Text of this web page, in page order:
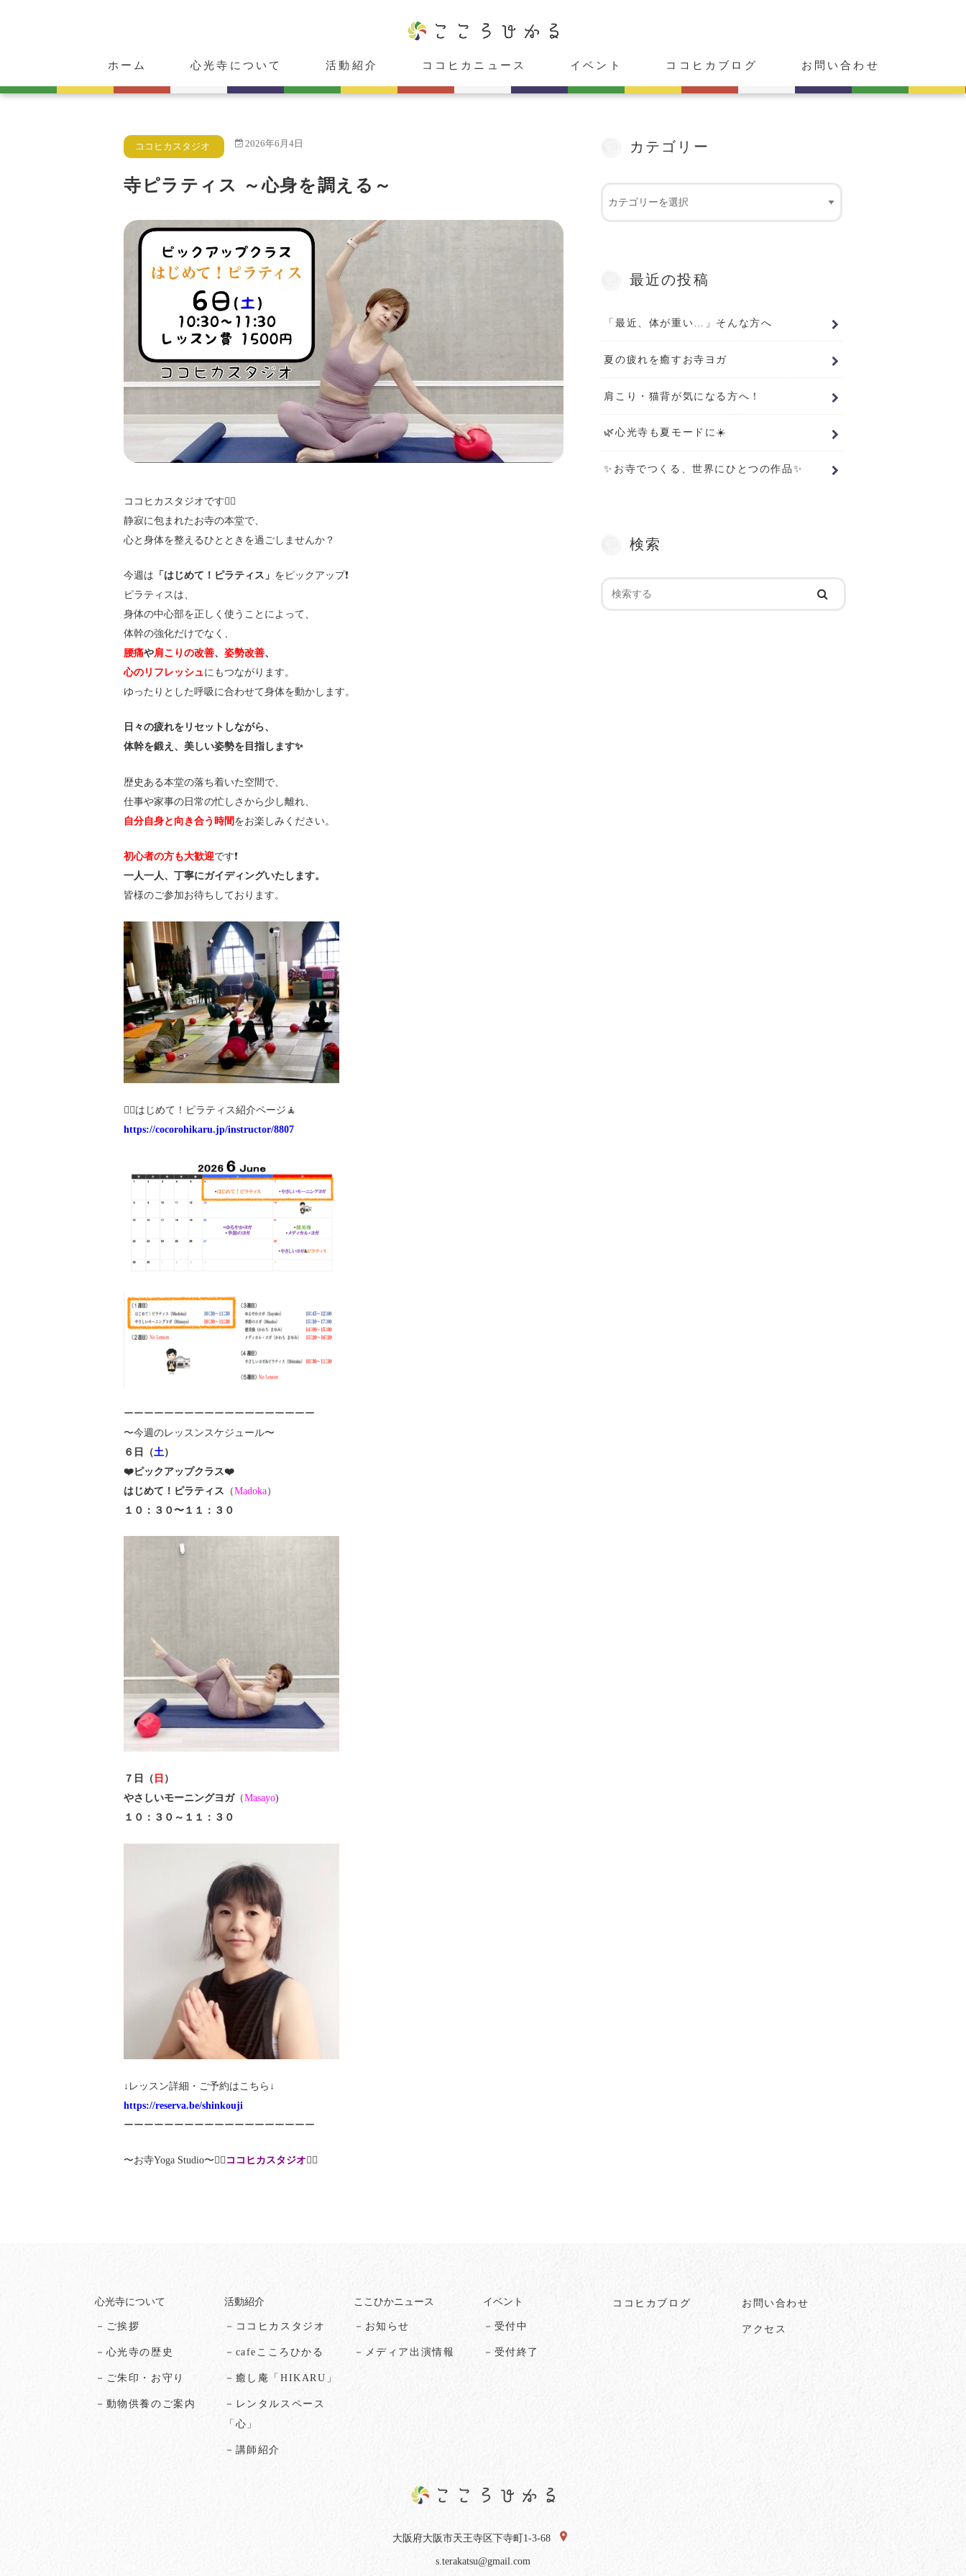
ホーム 心光寺について
ご挨拶
心光寺の歴史
ご朱印・お守り
動物供養のご案内
活動紹介
ココヒカスタジオ
cafeこころひかる
癒し庵「HIKARU」
レンタルスペース「心」
ココヒカメンバー紹介
ココヒカニュース
お知らせ
メディア出演情報
イベント
受付中
受付終了
ココヒカブログ お問い合わせ
ココヒカスタジオ 2026年6月4日
寺ピラティス ～心身を調える～
ココヒカスタジオです🧘‍♀️
静寂に包まれたお寺の本堂で、
心と身体を整えるひとときを過ごしませんか？
今週は 「はじめて！ピラティス」 をピックアップ❗️
ピラティスは、
身体の中心部を正しく使うことによって、
体幹の強化だけでなく、
腰痛や肩こりの改善、 姿勢改善、
心のリフレッシュにもつながります。
ゆったりとした呼吸に合わせて身体を動かします。
日々の疲れをリセットしながら、
体幹を鍛え、美しい姿勢を目指します✨
歴史ある本堂の落ち着いた空間で、
仕事や家事の日常の忙しさから少し離れ、
自分自身と向き合う時間 をお楽しみください。
初心者の方も大歓迎です❗️
一人一人、丁寧にガイディングいたします。
皆様のご参加お待ちしております。
🧘‍♀️はじめて！ピラティス紹介ページ🧘
https://cocorohikaru.jp/instructor/8807
ーーーーーーーーーーーーーーーーーーー
〜今週のレッスンスケジュール〜
６日（土 ）
❤️ピックアップクラス❤️
はじめて！ピラティス （Madoka）
１０：３０〜１１：３０
７日（ 日 ）
やさしいモーニングヨガ（Masayo)
１０：３０～１１：３０
↓レッスン詳細・ご予約はこちら↓
https://reserva.be/shinkouji
ーーーーーーーーーーーーーーーーーーー
〜お寺Yoga Studio〜🧘‍♀️ ココヒカスタジオ 🧘‍♂️
カテゴリー
最近の投稿
「最近、体が重い…」そんな方へ
夏の疲れを癒すお寺ヨガ
肩こり・猫背が気になる方へ！
🌿心光寺も夏モードに☀️
✨お寺でつくる、世界にひとつの作品✨
検索
心光寺について
－ご挨拶
－心光寺の歴史
－ご朱印・お守り
－動物供養のご案内
活動紹介
－ココヒカスタジオ
－cafeこころひかる
－癒し庵「HIKARU」
－レンタルスペース
「心」
－講師紹介
ここひかニュース
－お知らせ
－メディア出演情報
イベント
－受付中
－受付終了
ココヒカブログ お問い合わせ
アクセス
大阪府大阪市天王寺区下寺町1-3-68
s.terakatsu@gmail.com